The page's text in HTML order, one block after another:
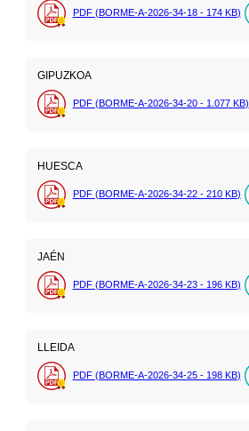
PDF (BORME-A-2026-34-18 - 174 KB)
GIPUZKOA
PDF (BORME-A-2026-34-20 - 1.077 KB)
HUESCA
PDF (BORME-A-2026-34-22 - 210 KB)
JAÉN
PDF (BORME-A-2026-34-23 - 196 KB)
LLEIDA
PDF (BORME-A-2026-34-25 - 198 KB)